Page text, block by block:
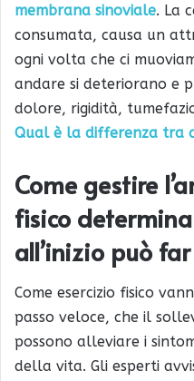
membrana sinoviale. La
consumata, causa un
ogni volta che ci
andare si deteriorano e
dolore, rigidità,
Qual è la differenza tra
Come gestire
fisico
all’inizio può
Come esercizio fisico
passo veloce, che il
possono alleviare i
della vita. Gli esperti